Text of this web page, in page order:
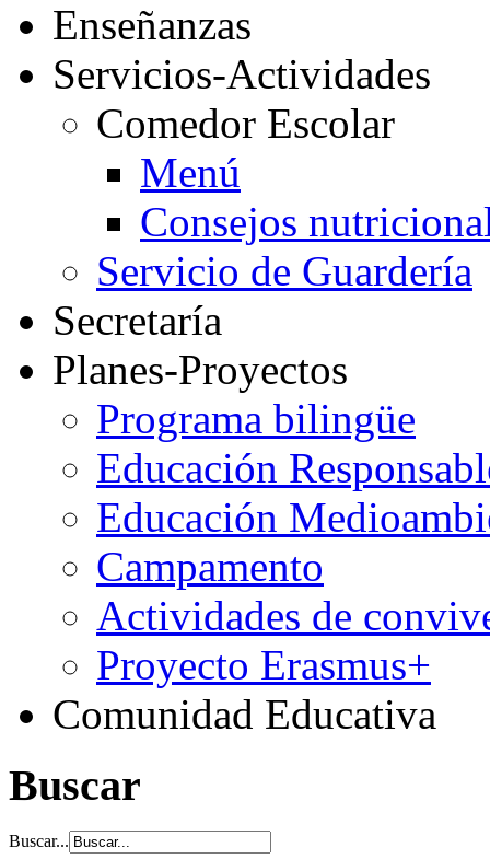
Enseñanzas
Servicios-Actividades
Comedor Escolar
Menú
Consejos
Servicio de Guardería
Secretaría
Planes-Proyectos
Programa bilingüe
Educación
Educación
Campamento
Actividades de
Proyecto Erasmus+
Comunidad Educativa
Buscar
Buscar...